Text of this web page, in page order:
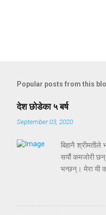
Popular posts from this
देश छोडेका ५ बर्ष
September 03, 2020
बिहानै
सयौं कमजोरी छन्
भन्छन्। मेरा यी